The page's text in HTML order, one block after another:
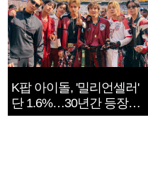
K팝 아이돌, '밀리언셀러'
단 1.6%…30년간 등장
1182개팀 전수조사